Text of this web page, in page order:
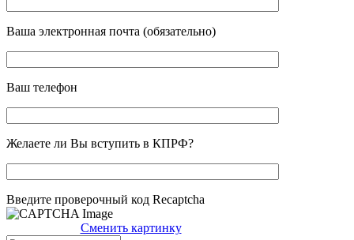
Ваша электронная почта (обязательно)
Ваш телефон
Желаете ли Вы вступить в КПРФ?
Введите проверочный код Recaptcha
Сменить картинку